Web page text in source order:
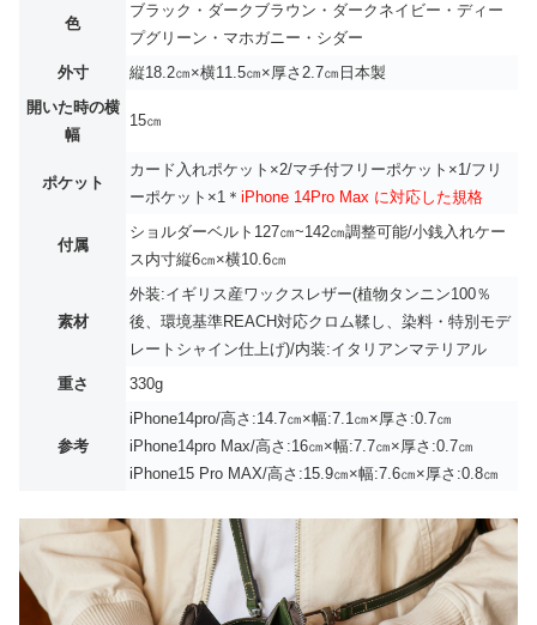
色
ブラック・ダークブラウン・ダークネイビー・ディー
プグリーン・マホガニー・シダー
外寸
縦18.2㎝×横11.5㎝×厚さ2.7㎝日本製
開いた時の横
幅
15㎝
ポケット
カード入れポケット×2/マチ付フリーポケット×1/フリ
ーポケット×1＊ iPhone 14Pro Max に対応した規格
付属
ショルダーベルト127㎝~142㎝調整可能/小銭入れケー
ス内寸縦6㎝×横10.6㎝
素材
外装:イギリス産ワックスレザー(植物タンニン100％
後、環境基準REACH対応クロム鞣し、染料・特別モデ
レートシャイン仕上げ)/内装:イタリアンマテリアル
重さ
330g
参考
iPhone14pro/高さ:14.7㎝×幅:7.1㎝×厚さ:0.7㎝
iPhone14pro Max/高さ:16㎝×幅:7.7㎝×厚さ:0.7㎝
iPhone15 Pro MAX/高さ:15.9㎝×幅:7.6㎝×厚さ:0.8㎝